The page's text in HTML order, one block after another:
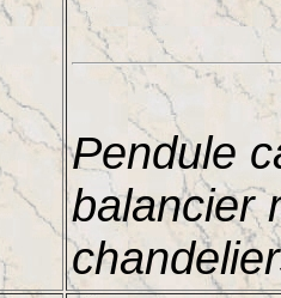
Pendule
balancier